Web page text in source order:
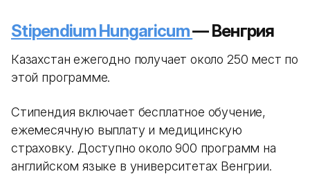
Stipendium Hungaricum— Венгрия
Казахстан ежегодно получает около 250 мест по
этой программе.
Стипендия включает бесплатное обучение,
ежемесячную выплату и медицинскую
страховку. Доступно около 900 программ на
английском языке в университетах Венгрии.